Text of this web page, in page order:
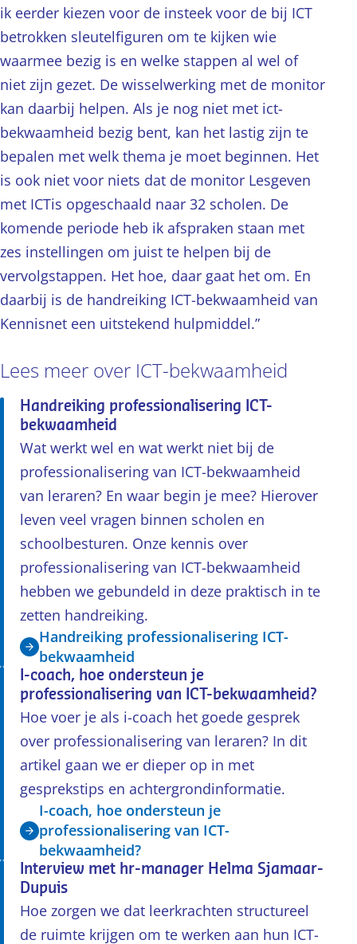
ik eerder kiezen voor de insteek voor de bij ICT
betrokken sleutelfiguren om te kijken wie
waarmee bezig is en welke stappen al wel of
niet zijn gezet. De wisselwerking met de monitor
kan daarbij helpen. Als je nog niet met ict-
bekwaamheid bezig bent, kan het lastig zijn te
bepalen met welk thema je moet beginnen. Het
is ook niet voor niets dat de monitor Lesgeven
met ICTis opgeschaald naar 32 scholen. De
komende periode heb ik afspraken staan met
zes instellingen om juist te helpen bij de
vervolgstappen. Het hoe, daar gaat het om. En
daarbij is de handreiking ICT-bekwaamheid van
Kennisnet een uitstekend hulpmiddel.”
Lees meer over ICT-bekwaamheid
Handreiking professionalisering ICT-
bekwaamheid
Wat werkt wel en wat werkt niet bij de
professionalisering van ICT-bekwaamheid
van leraren? En waar begin je mee? Hierover
leven veel vragen binnen scholen en
schoolbesturen. Onze kennis over
professionalisering van ICT-bekwaamheid
hebben we gebundeld in deze praktisch in te
zetten handreiking.
Handreiking professionalisering ICT-
bekwaamheid
I-coach, hoe ondersteun je
professionalisering van ICT-bekwaamheid?
Hoe voer je als i-coach het goede gesprek
over professionalisering van leraren? In dit
artikel gaan we er dieper op in met
gesprekstips en achtergrondinformatie.
I-coach, hoe ondersteun je
professionalisering van ICT-
bekwaamheid?
Interview met hr-manager Helma Sjamaar-
Dupuis
Hoe zorgen we dat leerkrachten structureel
de ruimte krijgen om te werken aan hun ICT-